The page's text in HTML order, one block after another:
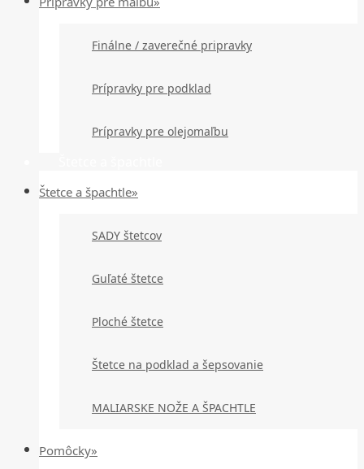
Finálne / zaverečné pripravky
Prípravky pre podklad
Prípravky pre olejomaľbu
Štetce a špachtle»
SADY štetcov
Guľaté štetce
Ploché štetce
Štetce na podklad a šepsovanie
MALIARSKE NOŽE A ŠPACHTLE
Pomôcky»